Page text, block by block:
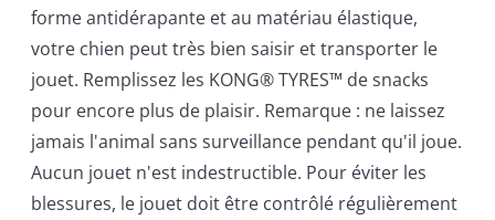
forme antidérapante et au matériau élastique,
votre chien peut très bien saisir et transporter le
jouet. Remplissez les KONG® TYRES™ de snacks
pour encore plus de plaisir. Remarque : ne laissez
jamais l'animal sans surveillance pendant qu'il joue.
Aucun jouet n'est indestructible. Pour éviter les
blessures, le jouet doit être contrôlé régulièrement